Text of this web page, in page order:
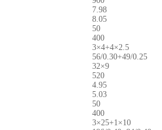
7.98
8.05
50
400
3×4+4×2.5
56/0.30+49/0.25
32×9
520
4.95
5.03
50
400
3×25+1×10